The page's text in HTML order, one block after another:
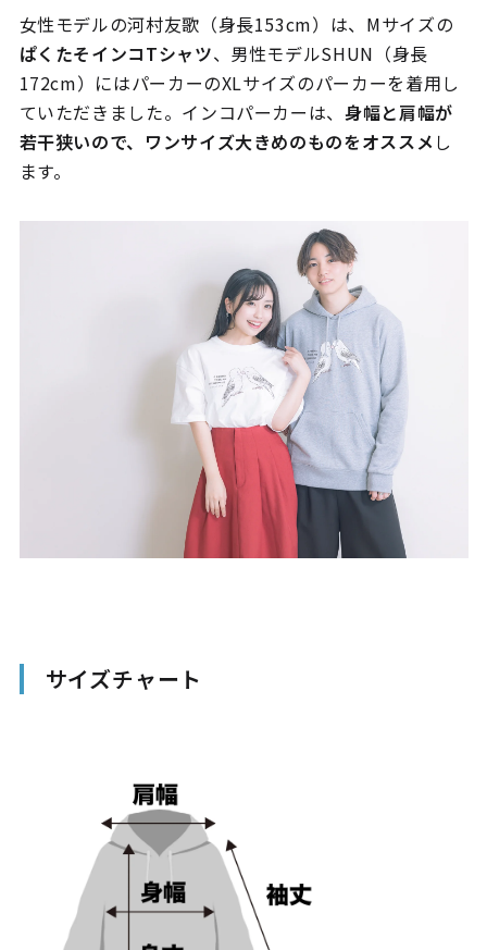
女性モデルの河村友歌（身長153cm）は、Mサイズの
ぱくたそインコTシャツ、男性モデルSHUN（身長
172cm）にはパーカーのXLサイズのパーカーを着用し
ていただきました。インコパーカーは、身幅と肩幅が
若干狭いので、ワンサイズ大きめのものをオススメし
ます。
サイズチャート